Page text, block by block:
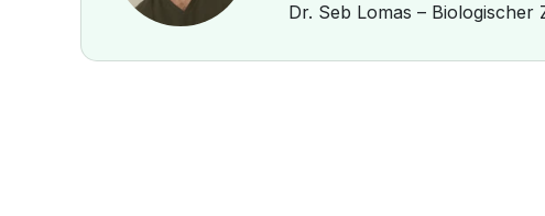
Dr. Seb Lomas – Biologischer